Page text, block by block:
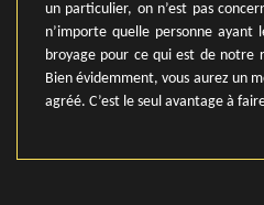
un particulier, on n’est pas
n’importe quelle personne ayant
broyage pour ce qui est de notre
Bien évidemment, vous aurez un
agréé. C’est le seul avantage à